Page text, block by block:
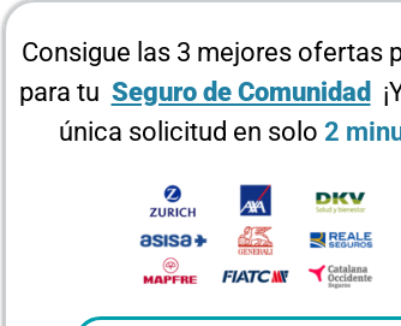
Consigue las 3 mejores ofertas
para tu Seguro de Comunidad
única solicitud en solo 2